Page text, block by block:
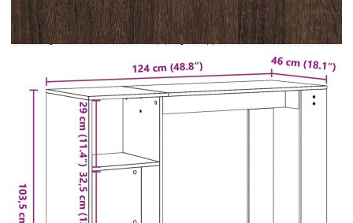
преобръщане, този продукт трябва да се
използва с предоставеното устройство за
закрепване на стена. Добре е да се
не са включени. Съветваме ви да намерите и
използвате винтове и дюбели, подходящи
специално за вашите стени. Ако не сте сигурни,
можете да се консултирате с професионалист.
Моля, прочетете и следвайте всяка стъпка от
инструкциите.
Цвят: Кафяв дъб
Материал: Инженерно дърво
Общи размери: 124 x 46 x 103,5 см (Ш x Д